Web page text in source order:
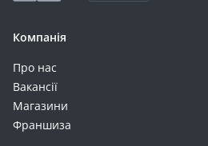
Компанія
Про нас
Вакансії
Магазини
Франшиза